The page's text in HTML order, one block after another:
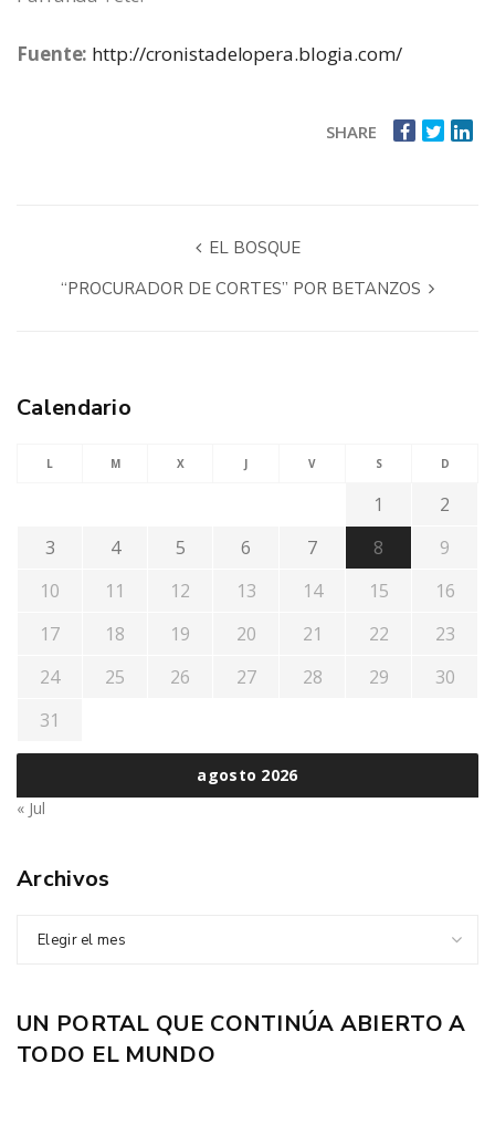
Fuente: http://cronistadelopera.blogia.com/
SHARE
EL BOSQUE
“PROCURADOR DE CORTES” POR BETANZOS
Calendario
agosto 2026
L M X J V S D
1
2
3
4 5 6 7 8
9
10
11 12 13 14 15
16
17
18 19 20 21 22
23
24
25 26 27 28 29
30
31
« Jul
Archivos
Elegir el mes
UN PORTAL QUE CONTINÚA ABIERTO A
TODO EL MUNDO